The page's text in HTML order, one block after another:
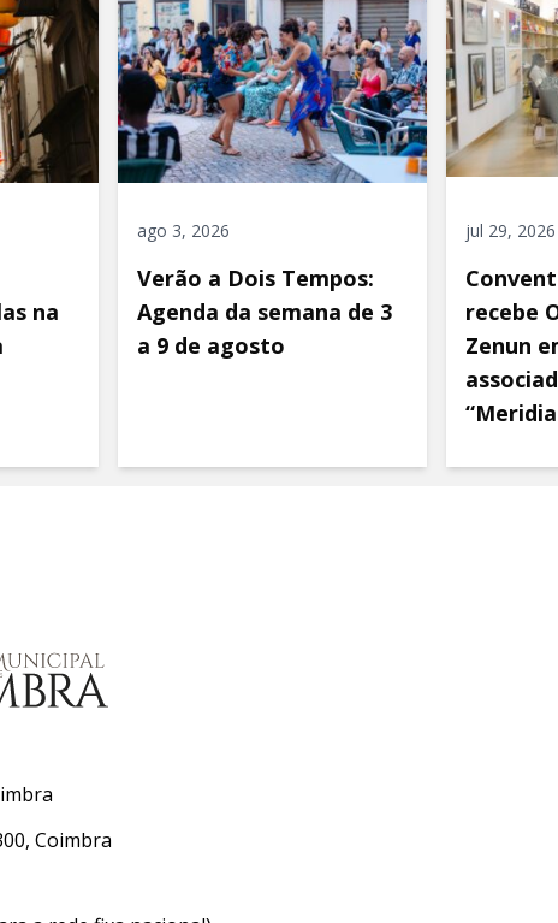
na
ago 3, 2026
Verão a Dois Tempos:
Agenda da semana de 3
a 9 de agosto
jul 29, 2026
recebe
Zenun
Coimbra